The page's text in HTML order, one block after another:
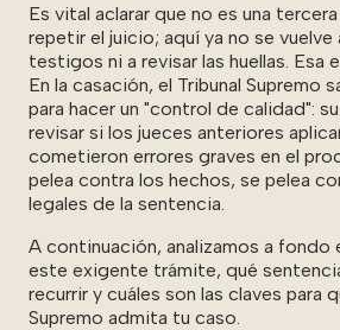
Es vital aclarar que no es una
repetir el juicio; aquí ya no se vuelve
testigos ni a revisar las huellas. Esa
En la casación, el Tribunal Supremo
para hacer un "control de calidad":
revisar si los jueces anteriores
cometieron errores graves en el
pelea contra los hechos, se pelea
legales de la sentencia.
A continuación, analizamos a fondo
este exigente trámite, qué
recurrir y cuáles son las claves para
Supremo admita tu caso.